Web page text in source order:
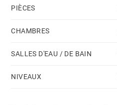
PIÈCES
CHAMBRES
SALLES D'EAU / DE BAIN
NIVEAUX